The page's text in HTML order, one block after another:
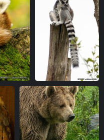
IMG 7164-1
vue 5045 fois